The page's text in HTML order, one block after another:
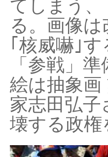
てしまう
る。画像
｢核威嚇｣
「参戦」
絵は抽象画
家志田弘
壊する政